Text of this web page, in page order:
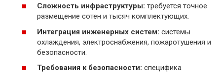
Сложность инфраструктуры: требуется точное
размещение сотен и тысяч комплектующих.
Интеграция инженерных систем: системы
охлаждения, электроснабжения, пожаротушения и
безопасности.
Требования к безопасности: специфика